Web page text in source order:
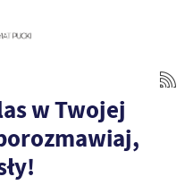
w Twojej